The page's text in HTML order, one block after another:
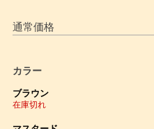
通常価格
カラー
ブラウン
在庫切れ